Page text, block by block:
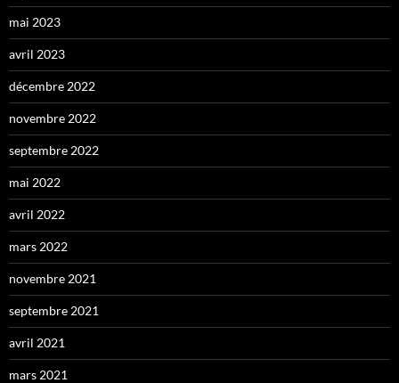
mai 2023
avril 2023
décembre 2022
novembre 2022
septembre 2022
mai 2022
avril 2022
mars 2022
novembre 2021
septembre 2021
avril 2021
mars 2021